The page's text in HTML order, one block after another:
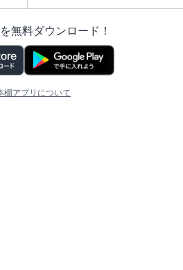
無料ダウンロード！
棚アプリについて